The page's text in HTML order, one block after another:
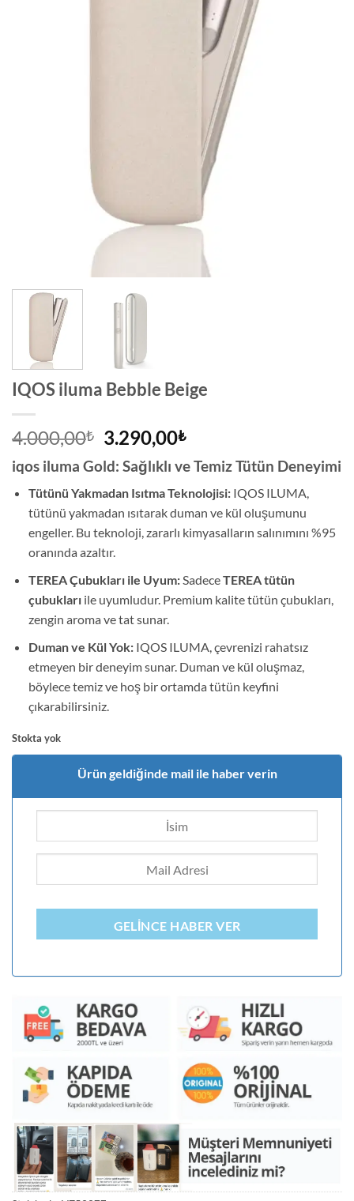
IQOS iluma Bebble Beige
4.000,00₺ Orijinal
fiyat:
4.000,00₺.
3.290,00₺Şu
andaki
fiyat:
3.290,00₺.
iqos iluma Gold: Sağlıklı ve Temiz Tütün Deneyimi
Tütünü Yakmadan Isıtma Teknolojisi:IQOS ILUMA,
tütünü yakmadan ısıtarak duman ve kül oluşumunu
engeller. Bu teknoloji, zararlı kimyasalların salınımını %95
oranında azaltır.
TEREA Çubukları ile Uyum:SadeceTEREA tütün
çubuklarıile uyumludur. Premium kalite tütün çubukları,
zengin aroma ve tat sunar.
Duman ve Kül Yok:IQOS ILUMA, çevrenizi rahatsız
etmeyen bir deneyim sunar. Duman ve kül oluşmaz,
böylece temiz ve hoş bir ortamda tütün keyfini
çıkarabilirsiniz.
Stokta yok
Ürün geldiğinde mail ile haber verin
GELINCE HABER VER